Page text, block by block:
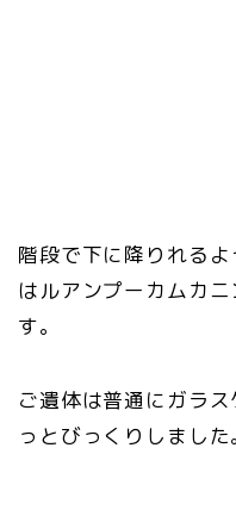
階段で下に降りれる
はルアンプーカムカ
す。
ご遺体は普通にガラ
っとびっくりしました